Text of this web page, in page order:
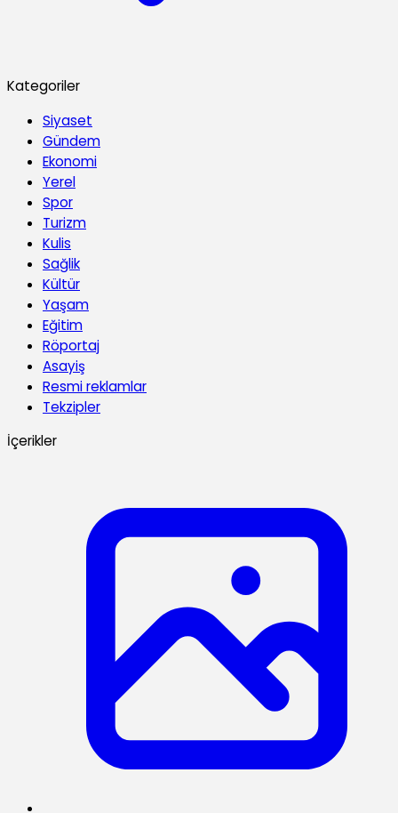
Kategoriler
Siyaset
Gündem
Ekonomi
Yerel
Spor
Turizm
Kulis
Sağlik
Kültür
Yaşam
Eğitim
Röportaj
Asayiş
Resmi reklamlar
Tekzipler
İçerikler